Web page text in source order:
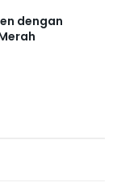
dengan